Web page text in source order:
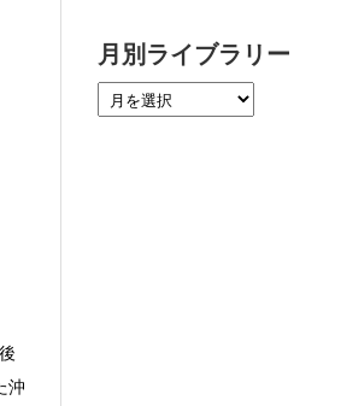
沖
月別ライブラリー